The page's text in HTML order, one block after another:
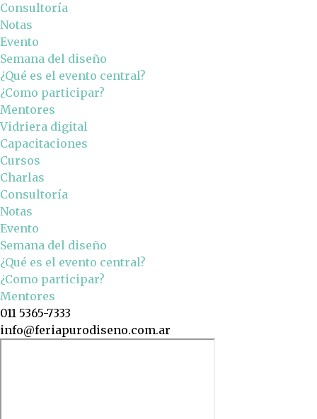
Consultoría
Notas
Evento
Semana del diseño
¿Qué es el evento central?
¿Como participar?
Mentores
Vidriera digital
Capacitaciones
Cursos
Charlas
Consultoría
Notas
Evento
Semana del diseño
¿Qué es el evento central?
¿Como participar?
Mentores
011 5365-7333
info@feriapurodiseno.com.ar